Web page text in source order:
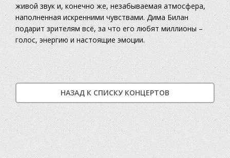
живой звук и, конечно же, незабываемая атмосфера,
наполненная искренними чувствами. Дима Билан
подарит зрителям всё, за что его любят миллионы –
голос, энергию и настоящие эмоции.
НАЗАД К СПИСКУ КОНЦЕРТОВ